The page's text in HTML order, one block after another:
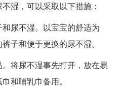
湿，可以采取以下措施：
尿不湿。以宝宝的舒适为
子和便于更换的尿不湿。
将尿不湿事先打开，放在易
和哺乳巾备用。